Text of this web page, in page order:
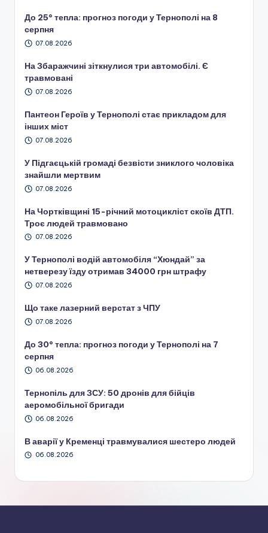
До 25° тепла: прогноз погоди у Тернополі на 8
серпня
07.08.2026
На Збаражчині зіткнулися три автомобілі. Є
травмовані
07.08.2026
Пантеон Героїв у Тернополі стає прикладом для
інших міст
07.08.2026
У Підгаєцькій громаді безвісти зниклого чоловіка
знайшли мертвим
07.08.2026
На Чортківщині 15-річний мотоцикліст скоїв ДТП.
Троє людей травмовано
07.08.2026
У Тернополі водій автомобіля “Хюндай” за
нетверезу їзду отримав 34000 грн штрафу
07.08.2026
Що таке лазерний верстат з ЧПУ
07.08.2026
До 30° тепла: прогноз погоди у Тернополі на 7
серпня
06.08.2026
Тернопіль для ЗСУ: 50 дронів для бійців
аеромобільної бригади
06.08.2026
В аварії у Кременці травмувалися шестеро людей
06.08.2026